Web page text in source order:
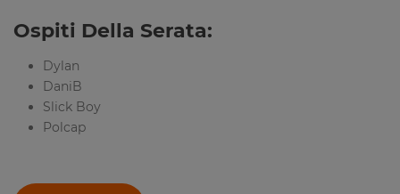
Ospiti Della Serata:
Dylan
DaniB
Slick Boy
Polcap